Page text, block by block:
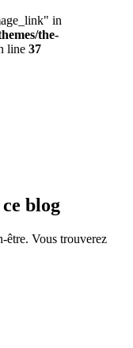
in
the-
line 37
blog
être. Vous trouverez